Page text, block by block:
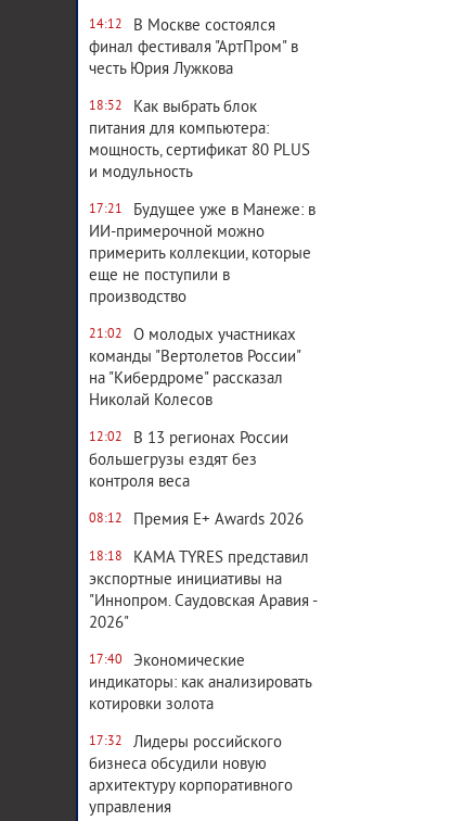
14:12
В Москве состоялся
финал фестиваля "АртПром" в
честь Юрия Лужкова
18:52
Как выбрать блок
питания для компьютера:
мощность, сертификат 80 PLUS
и модульность
17:21
Будущее уже в Манеже: в
ИИ-примерочной можно
примерить коллекции, которые
еще не поступили в
производство
21:02
О молодых участниках
команды "Вертолетов России"
на "Кибердроме" рассказал
Николай Колесов
12:02
В 13 регионах России
большегрузы ездят без
контроля веса
08:12 Премия E+ Awards 2026
18:18
KAMA TYRES представил
экспортные инициативы на
"Иннопром. Саудовская Аравия -
2026"
17:40
Экономические
индикаторы: как анализировать
котировки золота
17:32
Лидеры российского
бизнеса обсудили новую
архитектуру корпоративного
управления